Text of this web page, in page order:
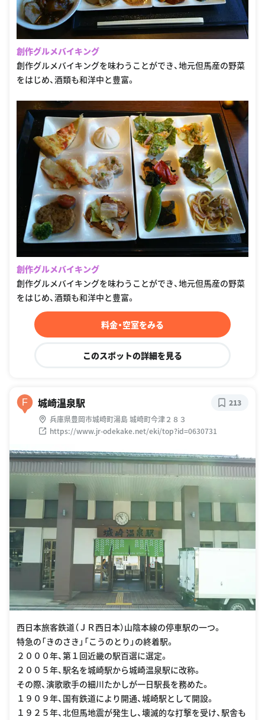
創作グルメバイキング
創作グルメバイキングを味わうことができ、地元但馬産の野菜
をはじめ、酒類も和洋中と豊富。
創作グルメバイキング
創作グルメバイキングを味わうことができ、地元但馬産の野菜
をはじめ、酒類も和洋中と豊富。
料金・空室をみる
このスポットの詳細を見る
F 城崎温泉駅
兵庫県豊岡市城崎町湯島 城崎町今津２８３
https://www.jr-odekake.net/eki/top?id=0630731
213
西日本旅客鉄道（ＪＲ西日本）山陰本線の停車駅の一つ。
特急の「きのさき」「こうのとり」の終着駅。
２０００年、第１回近畿の駅百選に選定。
２００５年、駅名を城崎駅から城崎温泉駅に改称。
その際、演歌歌手の細川たかしが一日駅長を務めた。
１９０９年、国有鉄道により開通、城崎駅として開設。
１９２５年、北但馬地震が発生し、壊滅的な打撃を受け、駅舎も